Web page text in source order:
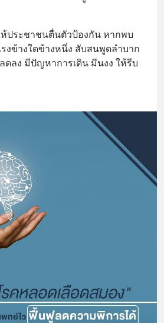
ประชาชนตื่นตัวป้องกัน หากพบ
งข้างใดข้างหนึ่ง สับสนพูดลำบาก
ดลง มีปัญหาการเดิน มึนงง ให้รีบ